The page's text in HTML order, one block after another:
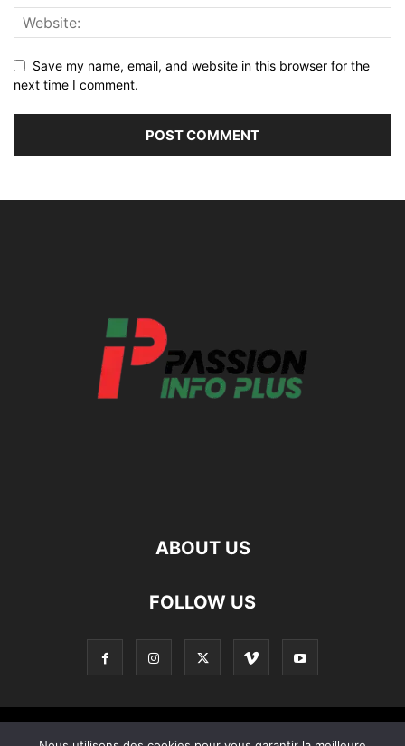
Save my name, email, and website in this browser for the
next time I comment.
ABOUT US
FOLLOW US